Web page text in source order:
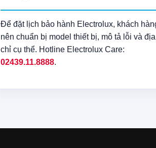
Để đặt lịch bảo hành Electrolux, khách
nên chuẩn bị model thiết bị, mô tả lỗi và địa
chỉ cụ thể. Hotline Electrolux Care:
02439.11.8888.